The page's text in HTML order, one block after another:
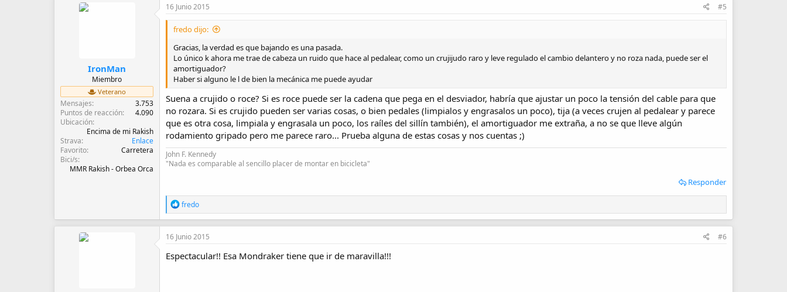
IronMan
Miembro
Veterano
Mensajes
3.753
Puntos de reacción
4.090
Ubicación
Encima de mi Rakish
Strava
Enlace
Favorito
Carretera
Bici/s
MMR Rakish - Orbea Orca
16 Junio 2015 #5
fredo dijo:
Gracias, la verdad es que bajando es una pasada.
Lo único k ahora me trae de cabeza un ruido que hace al pedalear, como un crujijudo raro y leve regulado el cambio delantero y no roza nada, puede ser el
amortiguador?
Haber si alguno le l de bien la mecánica me puede ayudar
Suena a crujido o roce? Si es roce puede ser la cadena que pega en el desviador, habría que ajustar un poco la tensión del cable para que
no rozara. Si es crujido pueden ser varias cosas, o bien pedales (limpialos y engrasalos un poco), tija (a veces crujen al pedalear y parece
que es otra cosa, limpiala y engrasala un poco, los raíles del sillín también), el amortiguador me extraña, a no se que lleve algún
rodamiento gripado pero me parece raro... Prueba alguna de estas cosas y nos cuentas ;)
John F. Kennedy
"Nada es comparable al sencillo placer de montar en bicicleta"
Responder
R
e
a
c
o
fredo
16 Junio 2015 #6
Espectacular!! Esa Mondraker tiene que ir de maravilla!!!